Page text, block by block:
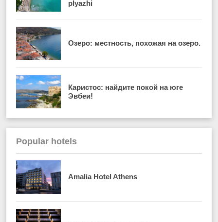
plyazhi
Озеро: местность, похожая на озеро.
Каристос: найдите покой на юге
Эвбеи!
Popular hotels
Amalia Hotel Athens